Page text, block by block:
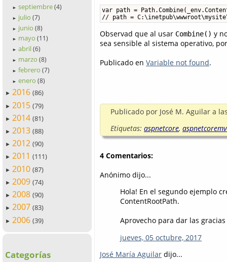
► septiembre (4)
► julio (7)
► junio (8)
► mayo (11)
► abril (6)
► marzo (8)
► febrero (7)
► enero (8)
► 2016 (86)
► 2015 (79)
► 2014 (81)
► 2013 (88)
► 2012 (90)
► 2011 (111)
► 2010 (87)
► 2009 (74)
► 2008 (90)
► 2007 (83)
► 2006 (39)
Categorías
var path =
// path =
Observad que al usar Combine() y
sea sensible al sistema operativo,
Publicado en Variable not found.
Publicado por José M. Aguilar a
Etiquetas: aspnetcore,
4 Comentarios:
Anónimo dijo...
Hola! En el segundo ejemplo
ContentRootPath.
Aprovecho para dar las
jueves, 05 octubre, 2017
José María Aguilar dijo...